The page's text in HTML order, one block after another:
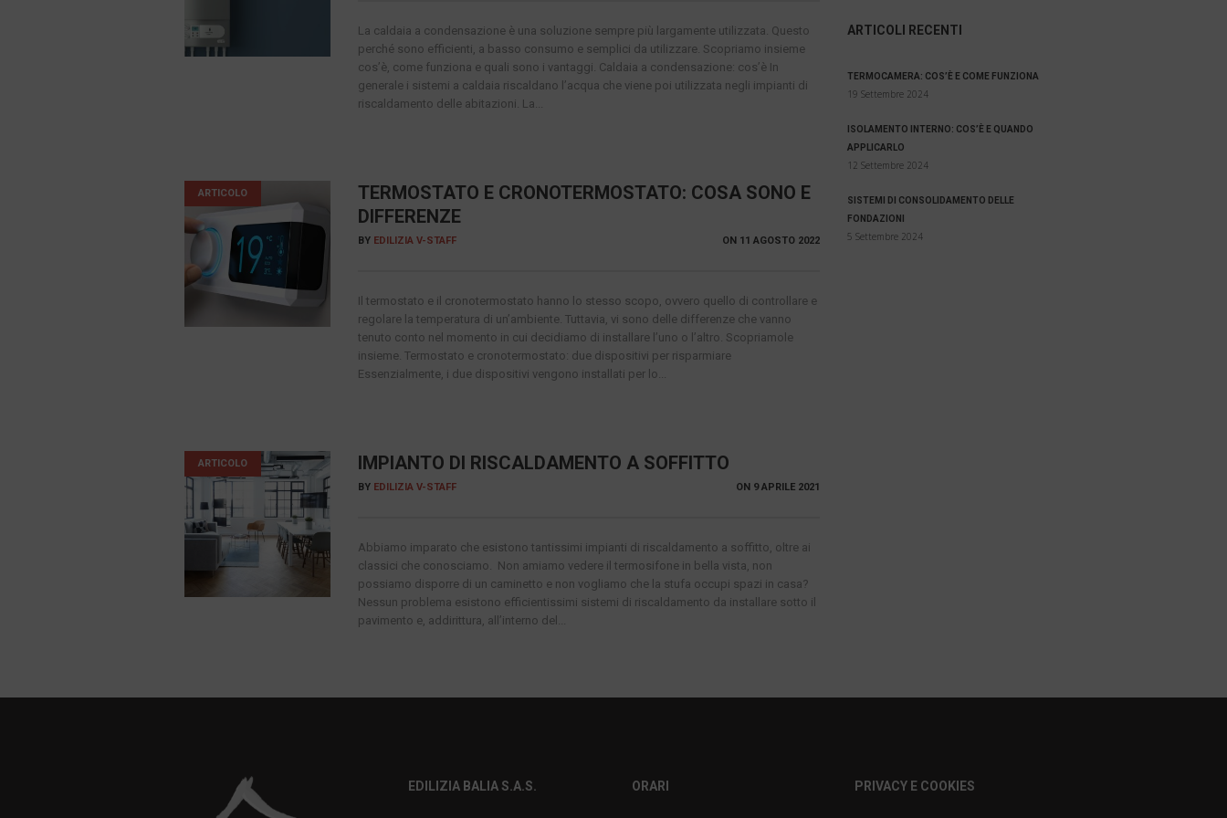
La caldaia a condensazione è una soluzione sempre più largamente utilizzata. Questo
perché sono efficienti, a basso consumo e semplici da utilizzare. Scopriamo insieme
cos’è, come funziona e quali sono i vantaggi. Caldaia a condensazione: cos’è In
generale i sistemi a caldaia riscaldano l’acqua che viene poi utilizzata negli impianti di
riscaldamento delle abitazioni. La...
ARTICOLO
TERMOSTATO E CRONOTERMOSTATO: COSA SONO E
DIFFERENZE
ON 11 AGOSTO 2022
BY EDILIZIA V-STAFF
Il termostato e il cronotermostato hanno lo stesso scopo, ovvero quello di controllare e
regolare la temperatura di un’ambiente. Tuttavia, vi sono delle differenze che vanno
tenuto conto nel momento in cui decidiamo di installare l’uno o l’altro. Scopriamole
insieme. Termostato e cronotermostato: due dispositivi per risparmiare
Essenzialmente, i due dispositivi vengono installati per lo...
ARTICOLO IMPIANTO DI RISCALDAMENTO A SOFFITTO
ON 9 APRILE 2021
BY EDILIZIA V-STAFF
Abbiamo imparato che esistono tantissimi impianti di riscaldamento a soffitto, oltre ai
classici che conosciamo. Non amiamo vedere il termosifone in bella vista, non
possiamo disporre di un caminetto e non vogliamo che la stufa occupi spazi in casa?
Nessun problema esistono efficientissimi sistemi di riscaldamento da installare sotto il
pavimento e, addirittura, all’interno del...
ARTICOLI RECENTI
TERMOCAMERA: COS’È E COME FUNZIONA
19 Settembre 2024
ISOLAMENTO INTERNO: COS’È E QUANDO
APPLICARLO
12 Settembre 2024
SISTEMI DI CONSOLIDAMENTO DELLE
FONDAZIONI
5 Settembre 2024
EDILIZIA BALIA S.A.S. ORARI PRIVACY E COOKIES